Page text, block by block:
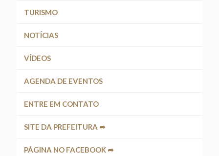
TURISMO
NOTÍCIAS
VÍDEOS
AGENDA DE EVENTOS
ENTRE EM CONTATO
SITE DA PREFEITURA ➦
PÁGINA NO FACEBOOK ➦